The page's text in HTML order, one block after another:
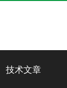
技术文章